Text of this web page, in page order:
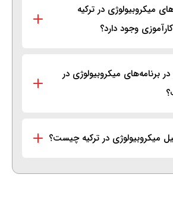
میکروبیولوژی در ترکیه
وجود دارد؟
برنامه‌های میکروبیولوژی در
میکروبیولوژی در ترکیه چیست؟